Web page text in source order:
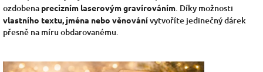
ozdobena precizním laserovým gravírováním . Díky možnosti
vlastního textu, jména nebo věnovánívytvoříte jedinečný dárek
přesně na míru obdarovanému.